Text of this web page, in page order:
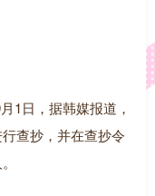
1日，据韩媒报道，
查抄，并在查抄令